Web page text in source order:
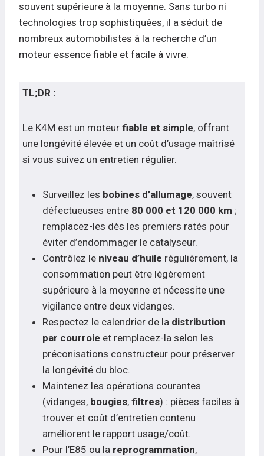
souvent supérieure à la moyenne. Sans turbo ni
technologies trop sophistiquées, il a séduit de
nombreux automobilistes à la recherche d’un
moteur essence fiable et facile à vivre.
TL;DR :
Le K4M est un moteur fiable et simple, offrant
une longévité élevée et un coût d’usage maîtrisé
si vous suivez un entretien régulier.
Surveillez les bobines d’allumage, souvent
défectueuses entre 80 000 et 120 000 km ;
remplacez-les dès les premiers ratés pour
éviter d’endommager le catalyseur.
Contrôlez le niveau d’huile régulièrement, la
consommation peut être légèrement
supérieure à la moyenne et nécessite une
vigilance entre deux vidanges.
Respectez le calendrier de la distribution
par courroie et remplacez-la selon les
préconisations constructeur pour préserver
la longévité du bloc.
Maintenez les opérations courantes
(vidanges, bougies, filtres) : pièces faciles à
trouver et coût d’entretien contenu
améliorent le rapport usage/coût.
Pour l’E85 ou la reprogrammation,